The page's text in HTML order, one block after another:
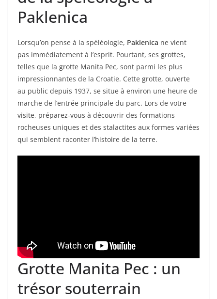
Paklenica
Lorsqu’on pense à la spéléologie, Paklenica ne vient
pas immédiatement à l’esprit. Pourtant, ses grottes,
telles que la grotte Manita Pec, sont parmi les plus
impressionnantes de la Croatie. Cette grotte, ouverte
au public depuis 1937, se situe à environ une heure de
marche de l’entrée principale du parc. Lors de votre
visite, préparez-vous à découvrir des formations
rocheuses uniques et des stalactites aux formes variées
qui semblent raconter l’histoire de la terre.
Grotte Manita Pec : un
trésor souterrain